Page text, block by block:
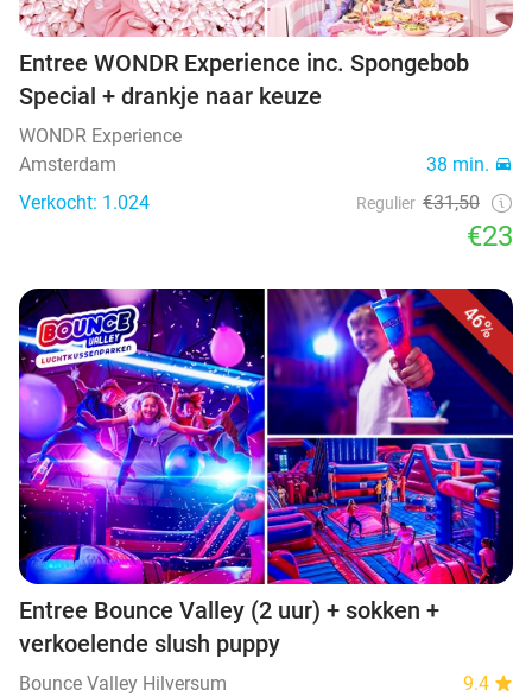
Entree WONDR Experience inc. Spongebob
Special + drankje naar keuze
WONDR Experience
Amsterdam
38 min.
Verkocht: 1.024
Regulier €31,50
€23
46%
Entree Bounce Valley (2 uur) + sokken +
verkoelende slush puppy
Bounce Valley Hilversum
9.4